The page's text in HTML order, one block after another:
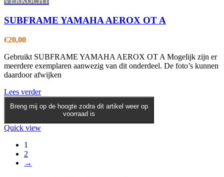
SUBFRAME YAMAHA AEROX OT A
€20,00
Gebruikt SUBFRAME YAMAHA AEROX OT A Mogelijk zijn er
meerdere exemplaren aanwezig van dit onderdeel. De foto’s kunnen
daardoor afwijken
Lees verder
Breng mij op de hoogte zodra dit artikel weer op
voorraad is
Quick view
1
2
→